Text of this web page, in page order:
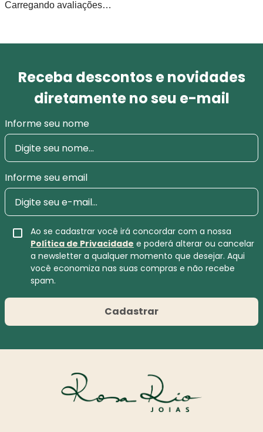
Carregando avaliações…
Receba descontos e novidades
diretamente no seu e-mail
Informe seu nome
Informe seu email
Ao se cadastrar você irá concordar com a nossa
Política de Privacidade e poderá alterar ou cancelar
a newsletter a qualquer momento que desejar. Aqui
você economiza nas suas compras e não recebe
spam.
Cadastrar